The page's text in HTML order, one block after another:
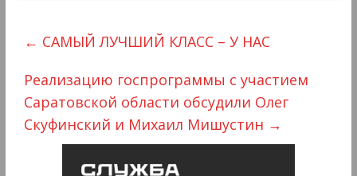
← САМЫЙ ЛУЧШИЙ КЛАСС – У НАС
Реализацию госпрограммы с участием
Саратовской области обсудили Олег
Скуфинский и Михаил Мишустин →